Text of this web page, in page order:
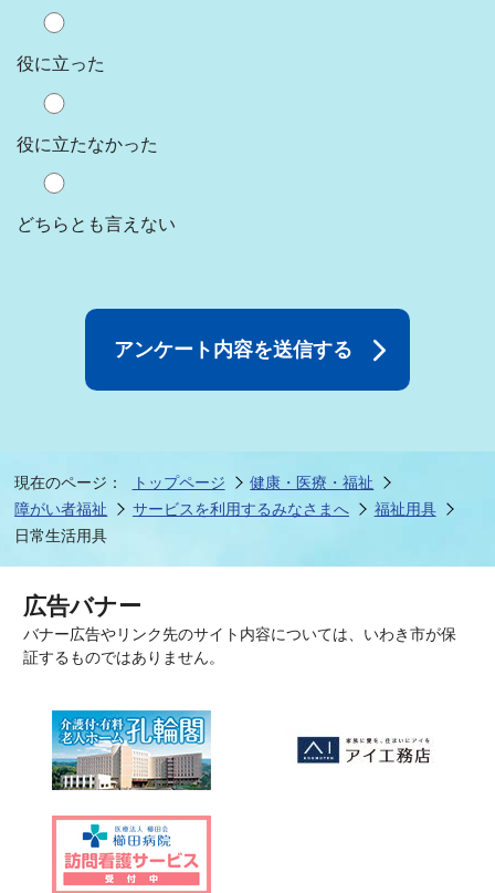
役に立った
役に立たなかった
どちらとも言えない
現在のページ： トップページ
健康・医療・福祉
障がい者福祉
サービスを利用するみなさまへ
福祉用具
日常生活用具
広告バナー
バナー広告やリンク先のサイト内容については、いわき市が保
証するものではありません。